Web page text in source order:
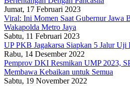
Jumat, 17 Februari 2023
Viral: Ini Momen Saat Gubernur Jawa
Wakapolda Metro Jaya
Sabtu, 11 Februari 2023
UP PKB Jagakarsa Siapkan 5 Jalur Uji
Rabu, 14 Desember 2022
Pemprov DKI Resmikan UMP 2023,
Membawa Kebaikan untuk Semua
Sabtu, 19 November 2022